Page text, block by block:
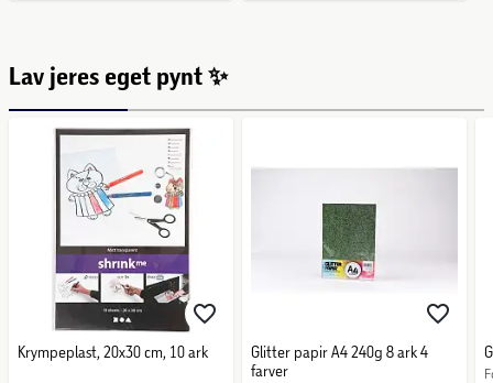
Lav jeres eget pynt ✨
Krympeplast, 20x30 cm, 10 ark
Glitter papir A4 240g 8 ark 4
farver